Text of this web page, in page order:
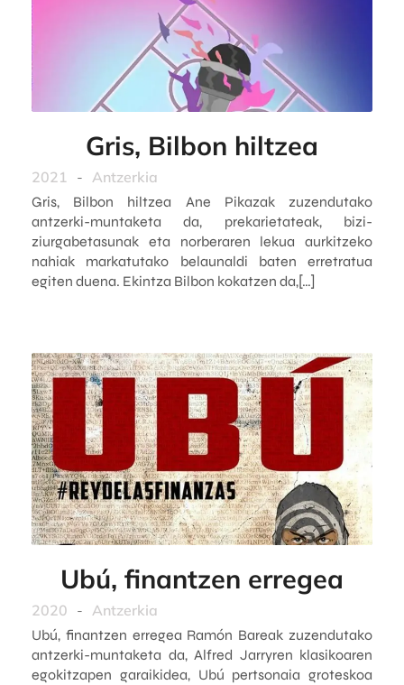
Gris, Bilbon hiltzea
2021 - Antzerkia
Gris, Bilbon hiltzea Ane Pikazak zuzendutako
antzerki-muntaketa da, prekarietateak, bizi-
ziurgabetasunak eta norberaren lekua aurkitzeko
nahiak markatutako belaunaldi baten erretratua
egiten duena. Ekintza Bilbon kokatzen da,[…]
Ubú, finantzen erregea
2020 - Antzerkia
Ubú, finantzen erregea Ramón Bareak zuzendutako
antzerki-muntaketa da, Alfred Jarryren klasikoaren
egokitzapen garaikidea, Ubú pertsonaia groteskoa